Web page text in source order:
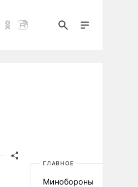
ГЛАВНОЕ
Минобороны